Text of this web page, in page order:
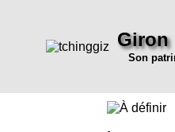
Giron
Son